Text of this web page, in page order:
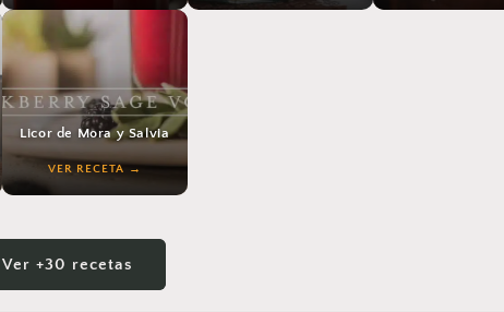
VER RECETA VER RECETA
Licor de Mora y Salvia
VER RECETA
Ver +30 recetas